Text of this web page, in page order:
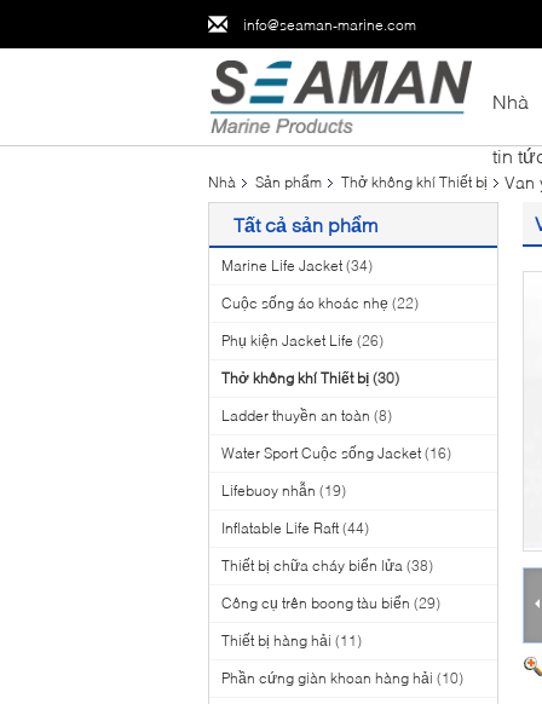
info@seaman-marine.com
Nhà
tin
Nhà Sản phẩm Thở không khí Thiết bị Van
Tất cả sản phẩm
Marine Life Jacket (34)
Cuộc sống áo khoác nhẹ (22)
Phụ kiện Jacket Life (26)
Thở không khí Thiết bị (30)
Ladder thuyền an toàn (8)
Water Sport Cuộc sống Jacket (16)
Lifebuoy nhẫn (19)
Inflatable Life Raft (44)
Thiết bị chữa cháy biển lửa (38)
Công cụ trên boong tàu biển (29)
Thiết bị hàng hải (11)
Phần cứng giàn khoan hàng hải (10)